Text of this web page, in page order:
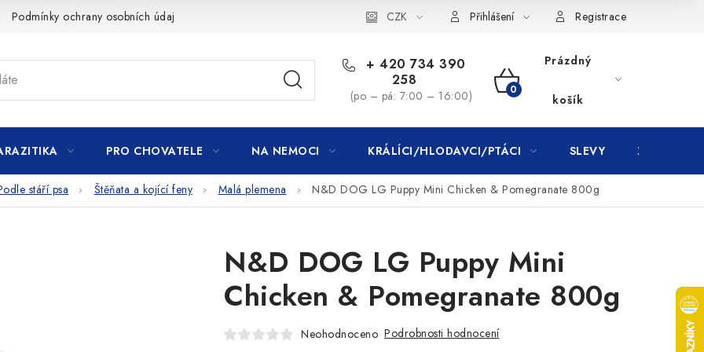
Podmínky ochrany osobních údajů CZK Přihlášení Registrace
+ 420 734 390
258
(po – pá: 7:00 – 16:00)
NÁKUPNÍ
KOŠÍK
Prázdný
košík
PRO CHOVATELE NA NEMOCI KRÁLÍCI/HLODAVCI/PTÁCI SLEVY ZNAČKY
stáří psa Štěňata a kojící feny Malá plemena N&D DOG LG Puppy Mini Chicken & Pomegranate 800g
N&D DOG LG Puppy Mini
Chicken & Pomegranate 800g
Neohodnoceno Podrobnosti hodnocení